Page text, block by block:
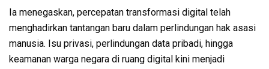
Ia menegaskan, percepatan transformasi digital telah
menghadirkan tantangan baru dalam perlindungan hak asasi
manusia. Isu privasi, perlindungan data pribadi, hingga
keamanan warga negara di ruang digital kini menjadi